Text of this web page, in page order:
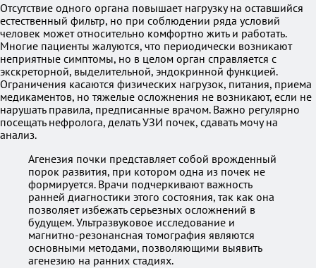
Отсутствие одного органа повышает нагрузку на оставшийся
естественный фильтр, но при соблюдении ряда условий
человек может относительно комфортно жить и работать.
Многие пациенты жалуются, что периодически возникают
неприятные симптомы, но в целом орган справляется с
экскреторной, выделительной, эндокринной функцией.
Ограничения касаются физических нагрузок, питания, приема
медикаментов, но тяжелые осложнения не возникают, если не
нарушать правила, предписанные врачом. Важно регулярно
посещать нефролога, делать УЗИ почек, сдавать мочу на
анализ.
Агенезия почки представляет собой врожденный
порок развития, при котором одна из почек не
формируется. Врачи подчеркивают важность
ранней диагностики этого состояния, так как она
позволяет избежать серьезных осложнений в
будущем. Ультразвуковое исследование и
магнитно-резонансная томография являются
основными методами, позволяющими выявить
агенезию на ранних стадиях.